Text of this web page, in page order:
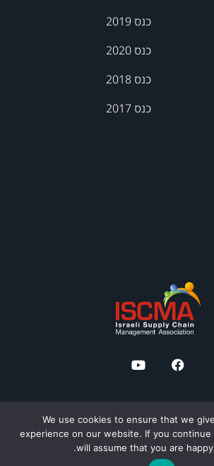
כנס 2019
כנס 2020
כנס 2018
כנס 2017
© כל הזכויות שמורות
We use cookies to ensure that we
experience on our website. If you
will assume that you are